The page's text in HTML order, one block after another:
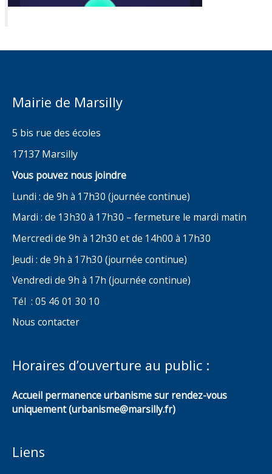
Mairie de Marsilly
5 bis rue des écoles
17137 Marsilly
Vous pouvez nous joindre
Lundi : de 9h à 17h30 (journée continue)
Mardi : de 13h30 à 17h30 – fermeture le mardi matin
Mercredi de 9h à 12h30 et de 14h00 à 17h30
Jeudi : de 9h à 17h30 (journée continue)
Vendredi de 9h à 17h (journée continue)
Tél : 05 46 01 30 10
Nous contacter
Horaires d’ouverture au public :
Accueil permanence urbanisme sur rendez-vous
uniquement (urbanisme@marsilly.fr)
Liens